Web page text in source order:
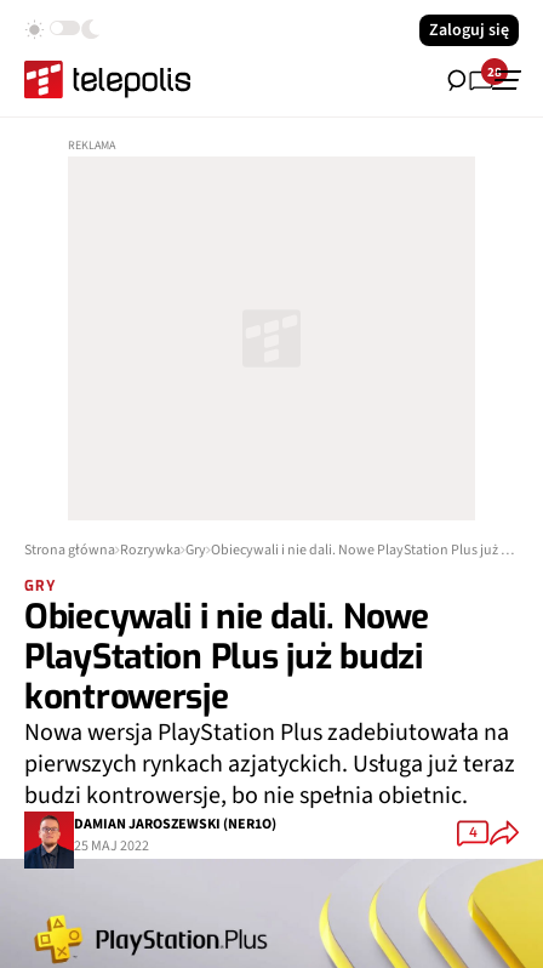
Zaloguj się
28
Strona główna Rozrywka Gry Obiecywali i nie dali. Nowe PlayStation Plus już budzi kontrowersje
GRY
Obiecywali i nie dali. Nowe
PlayStation Plus już budzi
kontrowersje
Nowa wersja PlayStation Plus zadebiutowała na
pierwszych rynkach azjatyckich. Usługa już teraz
budzi kontrowersje, bo nie spełnia obietnic.
DAMIAN JAROSZEWSKI (NER1O)
25 MAJ 2022
4